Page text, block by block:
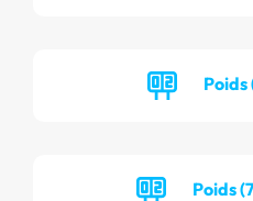
Poids
Poids